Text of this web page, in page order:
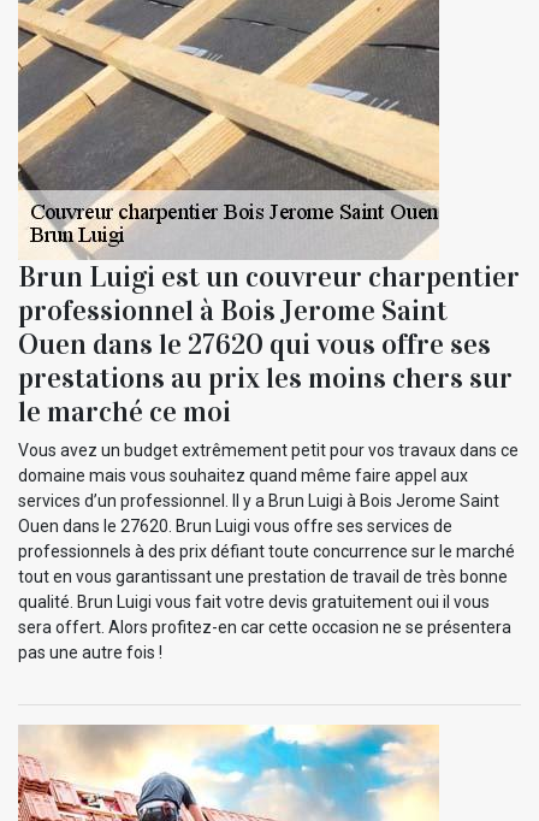
Brun Luigi est un couvreur charpentier
professionnel à Bois Jerome Saint
Ouen dans le 27620 qui vous offre ses
prestations au prix les moins chers sur
le marché ce moi
Vous avez un budget extrêmement petit pour vos travaux dans ce
domaine mais vous souhaitez quand même faire appel aux
services d’un professionnel. Il y a Brun Luigi à Bois Jerome Saint
Ouen dans le 27620. Brun Luigi vous offre ses services de
professionnels à des prix défiant toute concurrence sur le marché
tout en vous garantissant une prestation de travail de très bonne
qualité. Brun Luigi vous fait votre devis gratuitement oui il vous
sera offert. Alors profitez-en car cette occasion ne se présentera
pas une autre fois !